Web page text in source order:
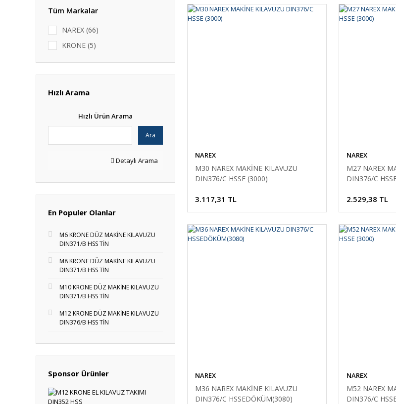
Tüm Markalar
NAREX (66)
KRONE (5)
Hızlı Arama
Hızlı Ürün Arama
Ara
Detaylı Arama
En Populer Olanlar
M6 KRONE DÜZ MAKİNE KILAVUZU
DIN371/B HSS TİN
M8 KRONE DÜZ MAKİNE KILAVUZU
DIN371/B HSS TİN
M10 KRONE DÜZ MAKİNE KILAVUZU
DIN371/B HSS TİN
M12 KRONE DÜZ MAKİNE KILAVUZU
DIN376/B HSS TİN
Sponsor Ürünler
NAREX
M30 NAREX MAKİNE KILAVUZU
DIN376/C HSSE (3000)
3.117,31 TL
NAREX
M27 NAREX
DIN376/C
2.529,38 TL
NAREX
M36 NAREX MAKİNE KILAVUZU
DIN376/C HSSEDÖKÜM(3080)
NAREX
M52 NAREX
DIN376/C